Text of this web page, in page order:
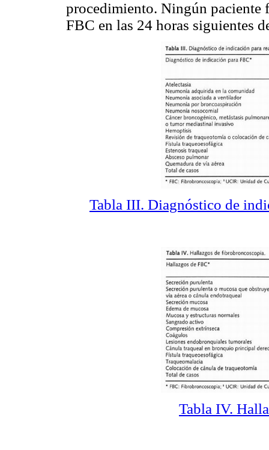
procedimiento. Ningún paciente
FBC en las 24 horas siguientes
Tabla III. Diagnóstico de
Tabla IV.